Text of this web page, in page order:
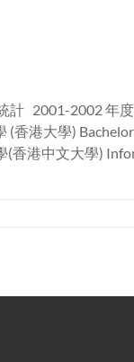
計 2001-2002 年
香港大學) Bachelor
(香港中文大學)